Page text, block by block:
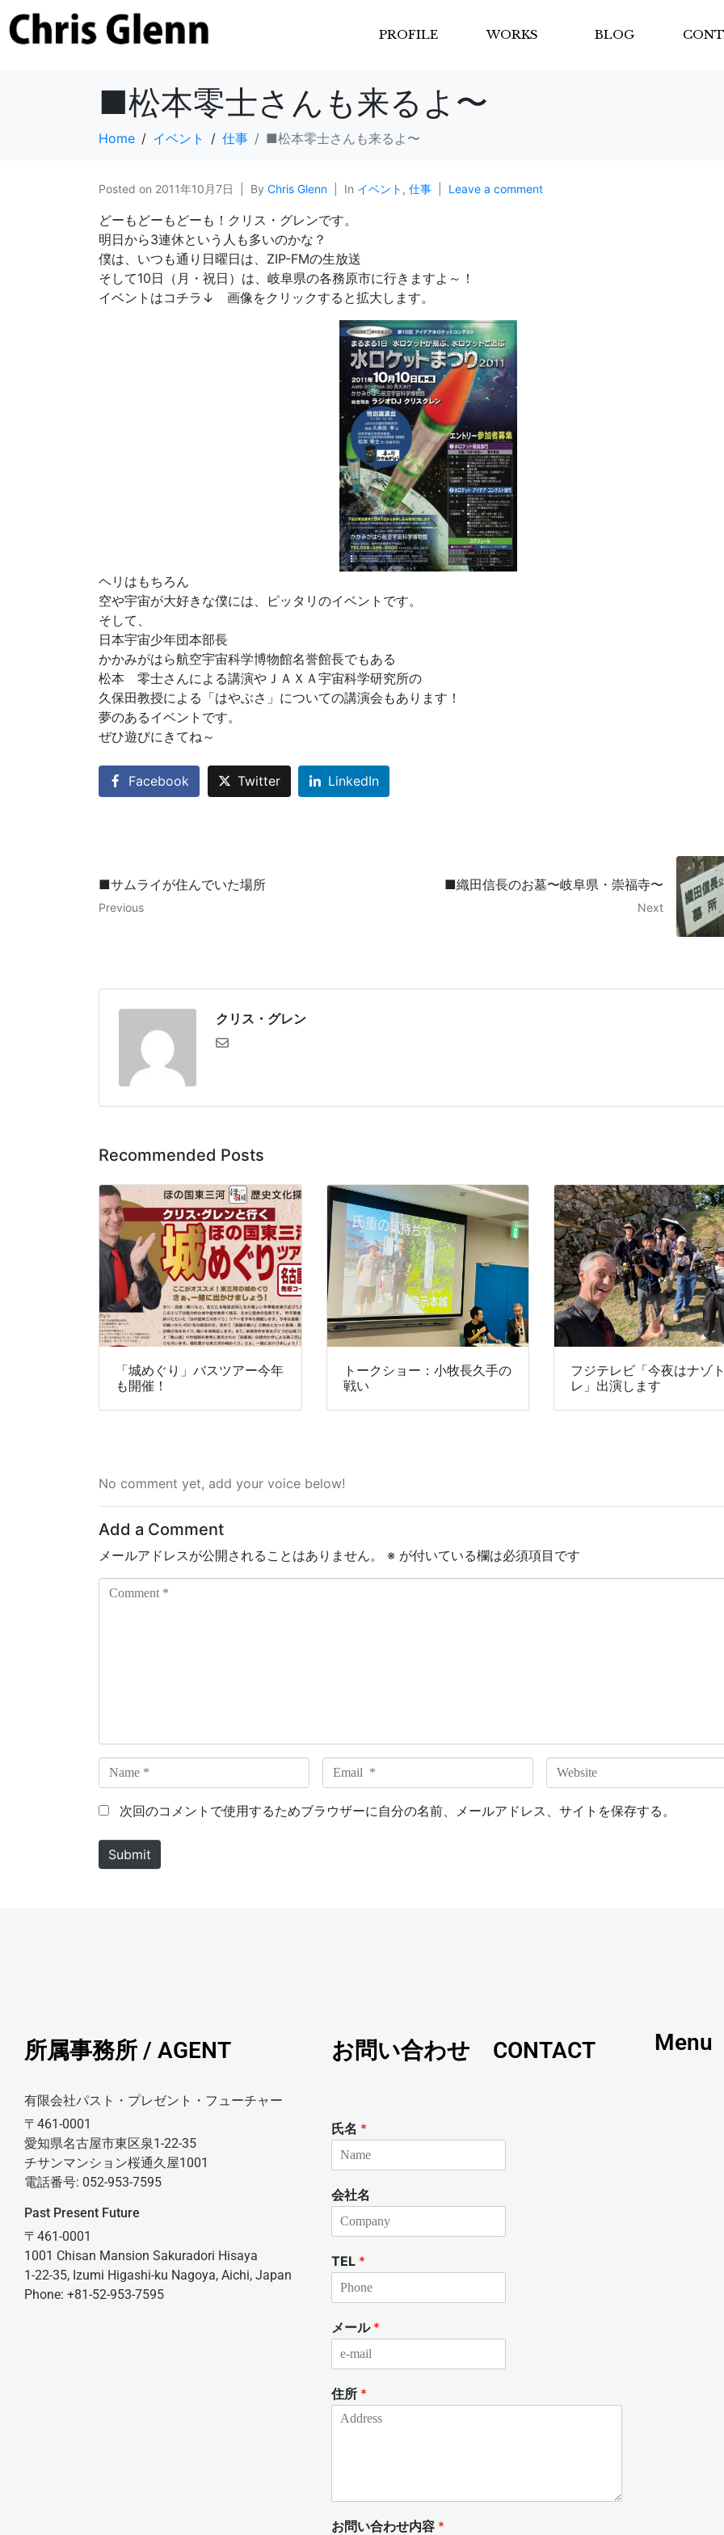
PROFILE WORKS BLOG
■松本零士さんも来るよ〜
Home イベント 仕事 ■松本零士さんも来るよ〜
Posted on 2011年10月7日 By Chris Glenn In イベント , 仕事 Leave a comment
どーもどーもどーも！クリス・グレンです。
明日から3連休という人も多いのかな？
僕は、いつも通り日曜日は、ZIP-FMの生放送
そして10日（月・祝日）は、岐阜県の各務原市に行きますよ～！
イベントはコチラ↓ 画像をクリックすると拡大します。
ヘリはもちろん
空や宇宙が大好きな僕には、ピッタリのイベントです。
そして、
日本宇宙少年団本部長
かかみがはら航空宇宙科学博物館名誉館長でもある
松本 零士さんによる講演やＪＡＸＡ宇宙科学研究所の
久保田教授による「はやぶさ」についての講演会もあります！
夢のあるイベントです。
ぜひ遊びにきてね～
Facebook Twitter LinkedIn
■サムライが住んでいた場所
Previous
■織田信長のお墓〜岐阜県・崇福寺〜
Next
クリス・グレン
Recommended Posts
「城めぐり」バスツアー今年
も開催！
トークショー：小牧長久手の
戦い
フジテレビ「今夜はナゾ
レ」出演します
No comment yet, add your voice below!
Add a Comment
メールアドレスが公開されることはありません。 ※ が付いている欄は必須項目です
a
m
*
m
a
W
e
次回のコメントで使用するためブラウザーに自分の名前、メールアドレス、サイトを保存する。
Submit
所属事務所 / AGENT
有限会社パスト・プレゼント・フューチャー
〒461-0001
愛知県名古屋市東区泉1-22-35
チサンマンション桜通久屋1001
電話番号: 052-953-7595
Past Present Future
〒461-0001
1001 Chisan Mansion Sakuradori Hisaya
1-22-35, Izumi Higashi-ku Nagoya, Aichi, Japan
Phone: +81-52-953-7595
お問い合わせ CONTACT
氏名 *
会社名
TEL *
メール *
住所 *
お問い合わせ内容 *
Menu